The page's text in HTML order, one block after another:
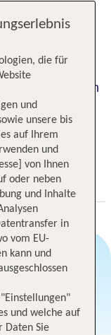
mit stilvollem
und Pool laden
autofreies
Service
die für
und
unsere bis
auf Ihrem
und
von Ihnen
oder neben
und Inhalte
in
vom EU-
kann und
und welche auf
Daten Sie